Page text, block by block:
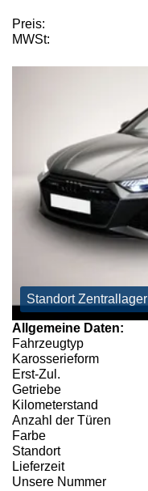
Preis:
MWSt:
Standort Zentrallager
Allgemeine Daten:
Fahrzeugtyp
Karosserieform
Erst-Zul.
Getriebe
Kilometerstand
Anzahl der Türen
Farbe
Standort
Lieferzeit
Unsere Nummer